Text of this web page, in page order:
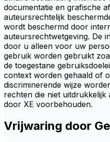
documentatie en grafische
auteursrechtelijk
wordt beschermd door
auteursrechtwetgeving. De
door u alleen voor uw
gebruik worden gebruikt
de toegestane
context worden gehaald of
discriminerende wijze
rechten die niet
door XE voorbehouden.
Vrijwaring door